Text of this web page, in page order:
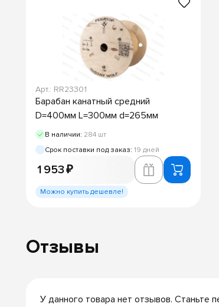
Арт.: RR23301
Барабан канатный средний
D=400мм L=300мм d=265мм
В наличии: 284 шт
Срок поставки под заказ: 19 дней
1 953 ₽
Можно купить дешевле!
Отзывы
У данного товара нет отзывов. Станьте